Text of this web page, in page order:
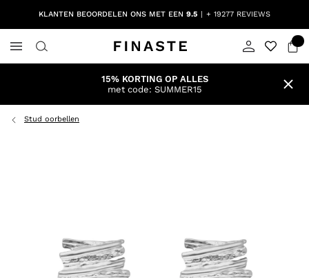
KLANTEN BEOORDELEN ONS MET EEN 9.5 + 19277 REVIEWS
15% KORTING OP ALLES
met code: SUMMER15
Stud oorbellen